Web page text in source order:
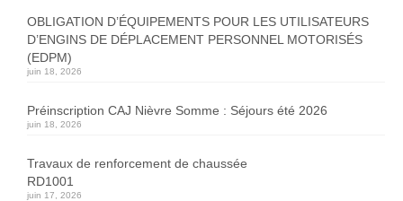
OBLIGATION D’ÉQUIPEMENTS POUR LES UTILISATEURS
D’ENGINS DE DÉPLACEMENT PERSONNEL MOTORISÉS
(EDPM)
juin 18, 2026
Préinscription CAJ Nièvre Somme : Séjours été 2026
juin 18, 2026
Travaux de renforcement de chaussée
RD1001
juin 17, 2026